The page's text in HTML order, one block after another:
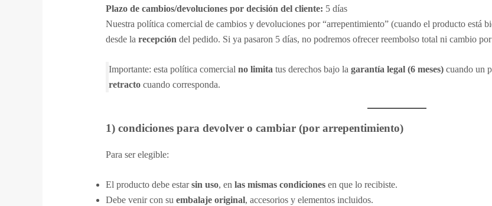
Plazo de cambios/devoluciones por decisión del cliente: 5 días
Nuestra política comercial de cambios y devoluciones por “arrepentimiento” (cuando el producto está
desde la recepción del pedido. Si ya pasaron 5 días, no podremos ofrecer reembolso total ni cambio por
Importante: esta política comercial no limitatus derechos bajo la garantía legal (6 meses)cuando un
retractocuando corresponda.
1) condiciones para devolver o cambiar (por arrepentimiento)
Para ser elegible:
El producto debe estarsin uso, en las mismas condicionesen que lo recibiste.
Debe venir con su embalaje original, accesorios y elementos incluidos.